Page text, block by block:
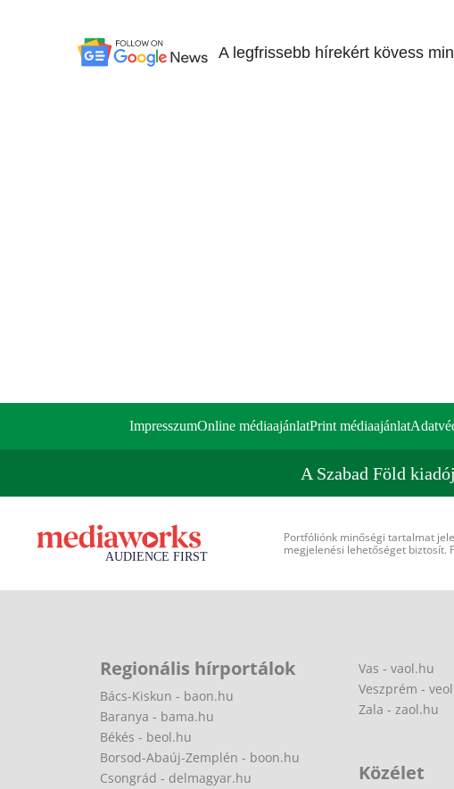
A legfrissebb hírekért kövess
ImpresszumOnline médiaajánlatPrint médiaajánlat
A Szabad Föld
Portfóliónk minőségi tartalmat
megjelenési lehetőséget biztosít.
Regionális hírportálok
Bács-Kiskun - baon.hu
Baranya - bama.hu
Békés - beol.hu
Borsod-Abaúj-Zemplén - boon.hu
Csongrád - delmagyar.hu
Vas - vaol.hu
Veszprém -
Zala - zaol.hu
Közélet